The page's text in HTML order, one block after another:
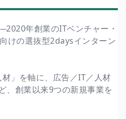
年創業のITベンチャー・
けの選抜型2daysインターン
」を軸に、広告／IT／人材
、創業以来9つの新規事業を